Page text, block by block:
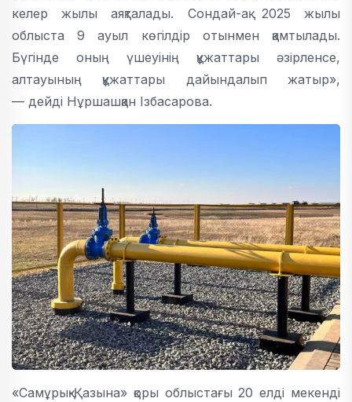
келер жылы аяқталады. Сондай-ақ 2025 жылы
облыста 9 ауыл көгілдір отынмен қамтылады.
Бүгінде оның үшеуінің құжаттары әзірленсе,
алтауының құжаттары дайындалып жатыр»,
— дейді Нұршашқан Ізбасарова.
«Самұрық-Қазына» қоры облыстағы 20 елді мекенді